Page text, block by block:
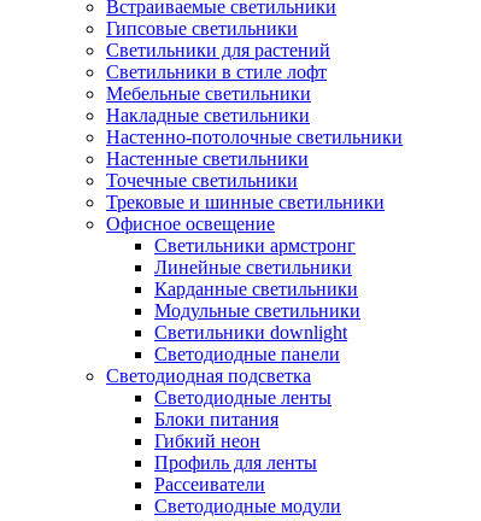
Встраиваемые светильники
Гипсовые светильники
Светильники для растений
Светильники в стиле лофт
Мебельные светильники
Накладные светильники
Настенно-потолочные светильники
Настенные светильники
Точечные светильники
Трековые и шинные светильники
Офисное освещение
Светильники армстронг
Линейные светильники
Карданные светильники
Модульные светильники
Светильники downlight
Светодиодные панели
Светодиодная подсветка
Светодиодные ленты
Блоки питания
Гибкий неон
Профиль для ленты
Рассеиватели
Светодиодные модули